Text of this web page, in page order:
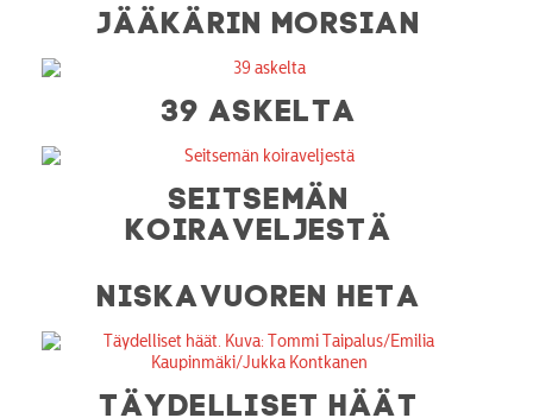
JÄÄKÄRIN MORSIAN
39 ASKELTA
SEITSEMÄN
KOIRAVELJESTÄ
NISKAVUOREN HETA
TÄYDELLISET HÄÄT